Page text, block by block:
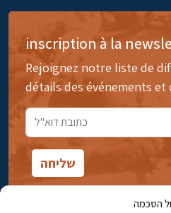
הסכמה
inscription à la
Rejoignez notre liste de
détails des événements et